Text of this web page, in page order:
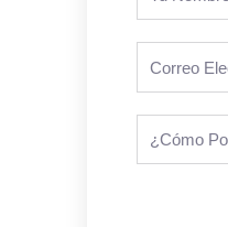
Nombre
correo
electrónico
¿Cómo
podemos